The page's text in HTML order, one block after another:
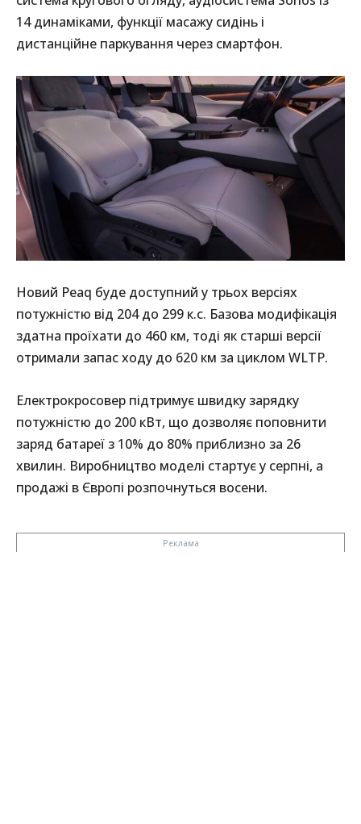
14 динаміками, функції масажу сидінь і
дистанційне паркування через смартфон.
Новий Peaq буде доступний у трьох версіях
потужністю від 204 до 299 к.с. Базова модифікація
здатна проїхати до 460 км, тоді як старші версії
отримали запас ходу до 620 км за циклом WLTP.
Електрокросовер підтримує швидку зарядку
потужністю до 200 кВт, що дозволяє поповнити
заряд батареї з 10% до 80% приблизно за 26
хвилин. Виробництво моделі стартує у серпні, а
продажі в Європі розпочнуться восени.